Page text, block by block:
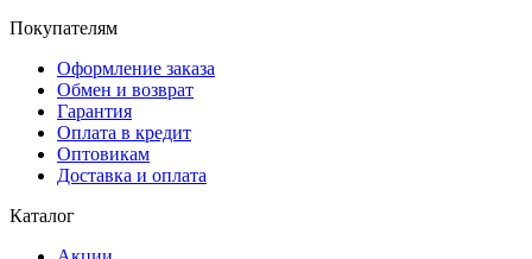
Покупателям
Оформление заказа
Обмен и возврат
Гарантия
Оплата в кредит
Оптовикам
Доставка и оплата
Каталог